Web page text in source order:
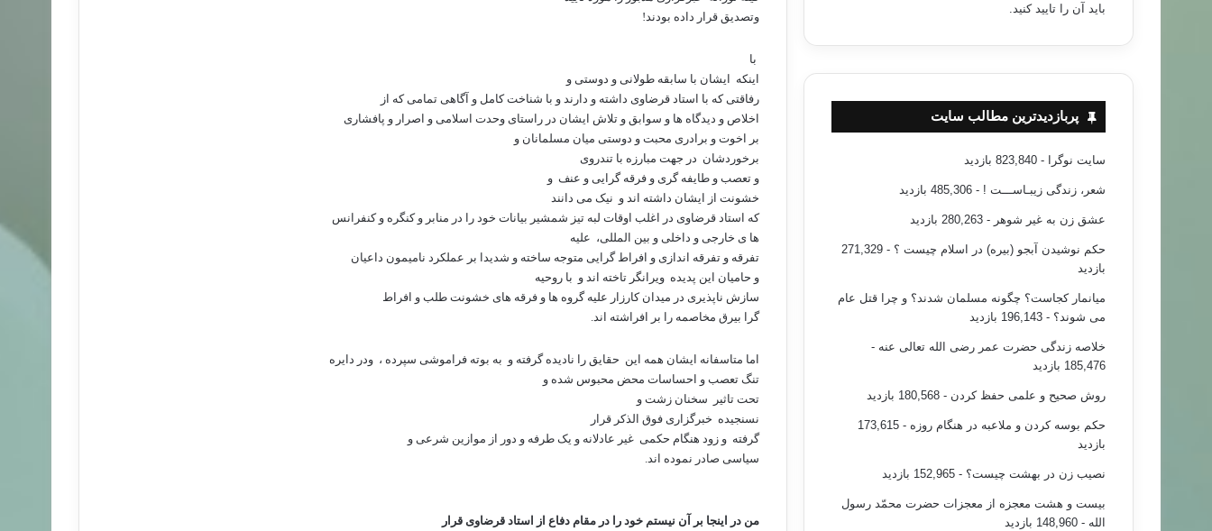
وتصدیق قرار داده بودند!
با
اینکه
ایشان با سابقه طولانی و دوستی و
رفاقتی که با استاد قرضاوی داشته و دارند و با شناخت کامل و آگاهی تمامی که از
اخلاص و دیدگاه ها و سوابق و تلاش ایشان در راستای وحدت اسلامی و اصرار و پافشاری
بر اخوت و برادری محبت و دوستی میان مسلمانان و
برخوردشان در جهت مبارزه با تندروی
و تعصب و طایفه گری و فرقه گرایی و عنف و
خشونت از ایشان داشته اند و نیک می دانند
که استاد قرضاوی در اغلب اوقات لبه تیز شمشیر بیانات خود را در منابر و کنگره و کنفرانس
ها ی خارجی و داخلی و بین المللی، علیه
تفرقه و تفرقه اندازی و افراط گرایی متوجه ساخته و شدیدا بر عملکرد نامیمون داعیان
و حامیان این پدیده ویرانگر تاخته اند و با روحیه
سازش ناپذیری در میدان کارزار علیه گروه ها و فرقه های خشونت طلب و افراط
گرا بیرق مخاصمه را بر افراشته اند.
اما متاسفانه ایشان همه این حقایق را نادیده گرفته و به بوته فراموشی سپرده ، ودر دایره
تنگ تعصب و احساسات محض محبوس شده و
تحت تاثیر
سخنان زشت و
نسنجیده خبرگزاری فوق الذکر قرار
گرفته و زود هنگام حکمی غیر عادلانه و یک طرفه و دور از موازین شرعی و
سیاسی صادر نموده اند.
من در اینجا بر آن نیستم خود را در مقام دفاع از استاد قرضاوی قرار
باید آن را تایید کنید.
پربازدیدترین مطالب سایت
سایت نوگرا - 823,840 بازدید
شعر، زندگی زیبـاســـت ! - 485,306 بازدید
عشق زن به غیر شوهر - 280,263 بازدید
حکم نوشیدن آبجو (بیره) در اسلام چیست ؟
- 271,329
بازدید
میانمار کجاست؟ چگونه مسلمان شدند؟ و چرا قتل عام
می شوند؟ - 196,143 بازدید
خلاصه زندگی حضرت عمر رضی الله تعالی عنه -
185,476 بازدید
روش صحیح و علمی حفظ کردن - 180,568 بازدید
حکم بوسه کردن و ملاعبه در هنگام روزه
- 173,615
بازدید
نصیب زن در بهشت چیست؟ - 152,965 بازدید
بیست و هشت معجزه از معجزات حضرت محمّد رسول
الله - 148,960 بازدید